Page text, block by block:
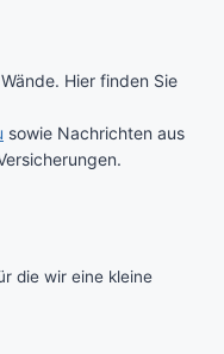
Hier finden Sie
sowie Nachrichten aus
die wir eine kleine